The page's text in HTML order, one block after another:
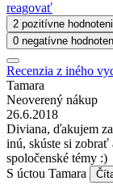
reagovať
2 pozitívne
0 negatívne
Recenzia z iného
Tamara
Neoverený nákup
26.6.2018
Diviana, ďakujem
inú, skúste si
spoločenské témy :)
S úctou Tamara